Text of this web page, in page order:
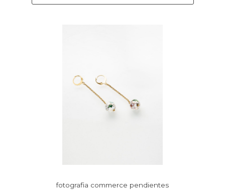
fotografia commerce pendientes